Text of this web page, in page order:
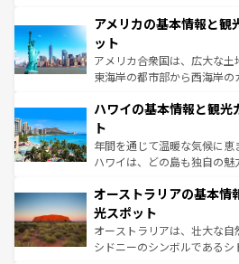
ンツ一覧を参照してほしい。
の建物がそのまま残る町や、
博物館もあり、アルプス観光
ことができる。国民の所得が
者向けの交通パス提供のサ
着のスイス情報はコンテンツ
アメリカの基本情報と観
ット
アメリカ合衆国は、広大な土
東海岸の都市部から西海岸
のような巨大都市は、観光、
ンメントが詰まった刺激的な
西部には大自然が広がり、
ストーン国立公園といった
文化が魅力。旅行者はアメリ
しみながら、その多様性と豊
るだろう。車でのロードトリ
ならではの贅沢な旅のスタイルだ。 なお、新
情報は コンテンツ一覧 を参照
ハワイの基本情報と観光
ト
年間を通じて温暖な気候に
ハワイは、どの島も独自の
ワイ島は見逃せない。また、
島だが、静かな自然を求める
おすすめ。エメラルドグリー
文化や歴史が息づいている
オーストラリアの基本情
光スポット
オーストラリアは、壮大な自
シドニーのシンボルである